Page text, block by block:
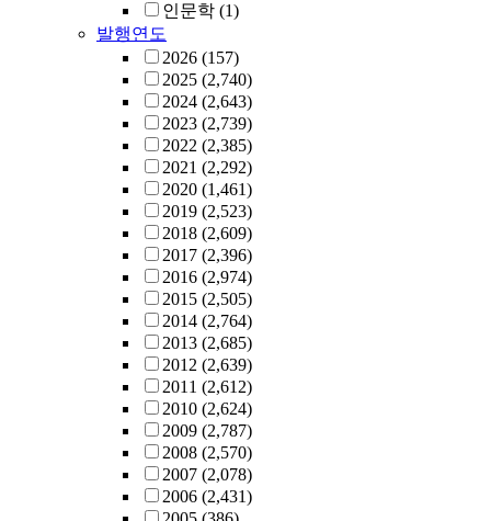
인문학 (1)
발행연도
2026 (157)
2025 (2,740)
2024 (2,643)
2023 (2,739)
2022 (2,385)
2021 (2,292)
2020 (1,461)
2019 (2,523)
2018 (2,609)
2017 (2,396)
2016 (2,974)
2015 (2,505)
2014 (2,764)
2013 (2,685)
2012 (2,639)
2011 (2,612)
2010 (2,624)
2009 (2,787)
2008 (2,570)
2007 (2,078)
2006 (2,431)